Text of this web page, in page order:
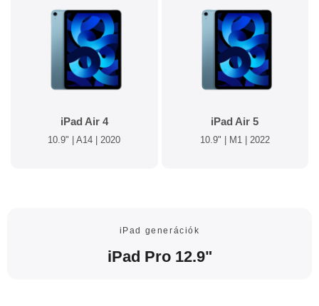
iPad Air 4
10.9" | A14 | 2020
iPad Air 5
10.9" | M1 | 2022
iPad generációk
iPad Pro 12.9"